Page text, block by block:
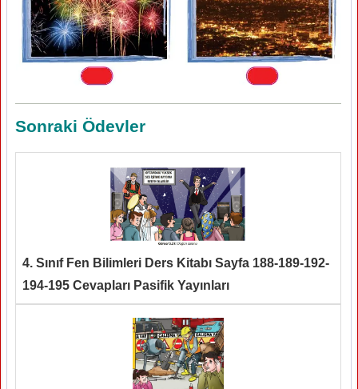
Sonraki Ödevler
4. Sınıf Fen Bilimleri Ders Kitabı Sayfa 188-189-192-
194-195 Cevapları Pasifik Yayınları